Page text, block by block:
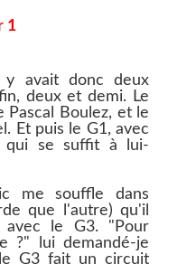
1
y avait donc deux
deux et demi. Le
Pascal Boulez, et le
Et puis le G1, avec
qui se suffit à lui-
me souffle dans
que l'autre) qu'il
avec le G3. "Pour
?" lui demandé-je
G3 fait un circuit